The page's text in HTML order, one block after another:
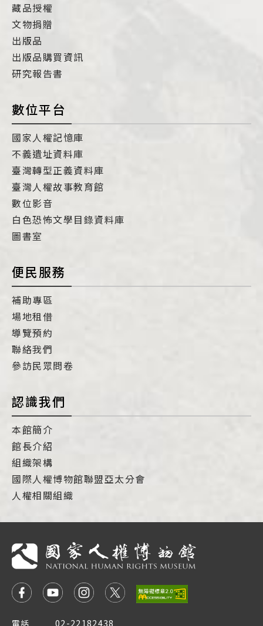
藏品授權
文物捐贈
出版品
出版品購買資訊
研究報告書
數位平台
國家人權記憶庫
不義遺址資料庫
臺灣轉型正義資料庫
臺灣人權故事教育館
數位影音
白色恐怖文學目錄資料庫
圖書室
便民服務
補助專區
場地租借
導覽預約
聯絡我們
參訪民眾問卷
認識我們
本館簡介
館長介紹
組織架構
國際人權博物館聯盟亞太分會
人權相關組織
電話 02-22182438